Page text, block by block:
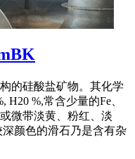
的硅酸盐矿物。其化学
H20 %,常含少量的Fe、
微带淡黄、粉红、淡
颜色的滑石乃是含有杂